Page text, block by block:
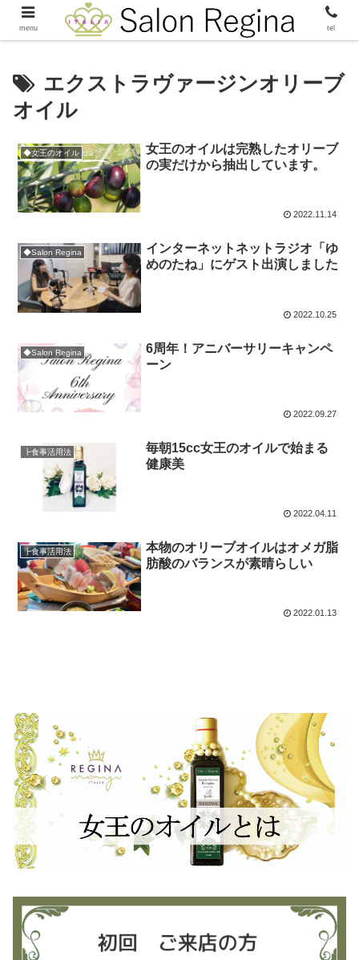
エクストラヴァージンオリーブ
オイル
◆女王のオイル
女王のオイルは完熟したオリーブ
の実だけから抽出しています。
2022.11.14
◆Salon Regina
インターネットネットラジオ「ゆ
めのたね」にゲスト出演しました
2022.10.25
◆Salon Regina
6周年！アニバーサリーキャンペ
ーン
2022.09.27
┣食事活用法
毎朝15cc女王のオイルで始まる
健康美
2022.04.11
┣食事活用法
本物のオリーブオイルはオメガ脂
肪酸のバランスが素晴らしい
2022.01.13
menu tel